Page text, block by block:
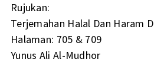
Rujukan:
Terjemahan Halal Dan Haram
Halaman: 705 & 709
Yunus Ali Al-Mudhor